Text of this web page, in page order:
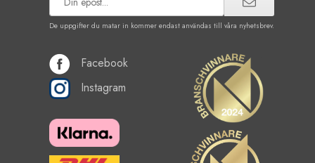
De uppgifter du matar in kommer endast användas till våra nyhetsbrev.
Facebook
Instagram